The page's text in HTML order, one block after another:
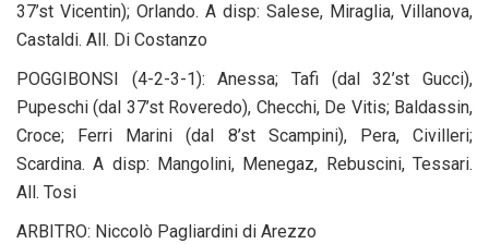
37’st Vicentin); Orlando. A disp: Salese, Miraglia, Villanova,
Castaldi. All. Di Costanzo
POGGIBONSI (4-2-3-1): Anessa; Tafi (dal 32’st Gucci),
Pupeschi (dal 37’st Roveredo), Checchi, De Vitis; Baldassin,
Croce; Ferri Marini (dal 8’st Scampini), Pera, Civilleri;
Scardina. A disp: Mangolini, Menegaz, Rebuscini, Tessari.
All. Tosi
ARBITRO: Niccolò Pagliardini di Arezzo